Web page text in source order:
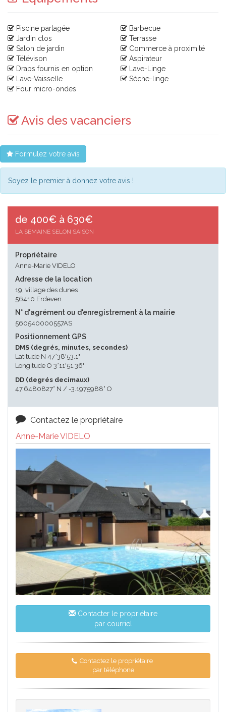
Piscine partagée
Barbecue
Jardin clos
Terrasse
Salon de jardin
Commerce à proximité
Télévison
Aspirateur
Draps fournis en option
Lave-Linge
Lave-Vaisselle
Sèche-linge
Four micro-ondes
Avis des vacanciers
Formulez votre avis
Soyez le premier à donnez votre avis !
de 400€ à 630€
LA SEMAINE SELON SAISON
Propriétaire
Anne-Marie VIDELO
Adresse de la location
19, village des dunes
56410 Erdeven
N° d'agrément ou d'enregistrement à la mairie
560540000557AS
Positionnement GPS
DMS (degrés, minutes, secondes)
Latitude N 47°38'53.1"
Longitude O 3°11'51.36"
DD (degrés decimaux)
47.6480827° N / -3.1975988° O
Contactez le propriétaire
Anne-Marie VIDELO
Contacter le propriétaire
par courriel
Contactez le propriétaire
par téléphone